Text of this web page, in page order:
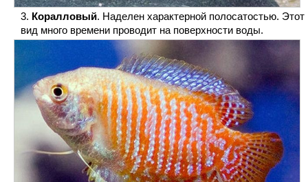
Коралловый. Наделен характерной полосатостью. Этот
вид много времени проводит на поверхности воды.